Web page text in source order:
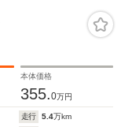
本体価格
355.0万円
走行 5.4万km